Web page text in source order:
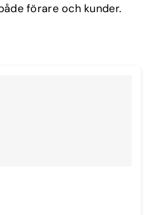
förare och kunder.